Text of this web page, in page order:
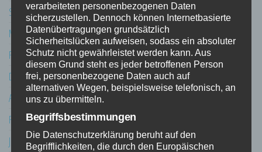
September 2019
März 2019
Februar 2019
Dezember 2018
April 2018
Februar 2018
Januar 2018
verarbeiteten personenbezogenen Daten
sicherzustellen. Dennoch können Internetbasierte
Datenübertragungen grundsätzlich
Sicherheitslücken aufweisen, sodass ein absoluter
Schutz nicht gewährleistet werden kann. Aus
diesem Grund steht es jeder betroffenen Person
frei, personenbezogene Daten auch auf
alternativen Wegen, beispielsweise telefonisch, an
uns zu übermitteln.
Begriffsbestimmungen
Die Datenschutzerklärung beruht auf den
Begrifflichkeiten, die durch den Europäischen